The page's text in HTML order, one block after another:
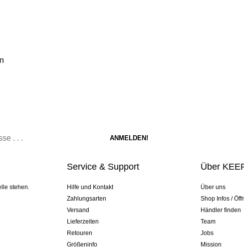
stehen.
Service & Support
Hilfe und Kontakt
Zahlungsarten
Versand
Lieferzeiten
Retouren
Größeninfo
Über
Über uns
Shop Infos /
Händler finden
Team
Jobs
Mission